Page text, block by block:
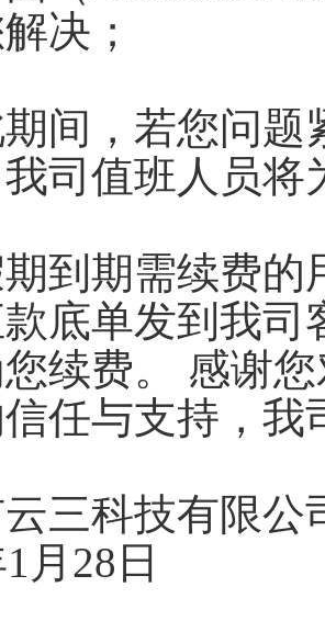
决；
间，若您问题
司值班人员将
到期需续费
底单发到我司
续费。 感谢
任与支持，
三科技有限公
月28日